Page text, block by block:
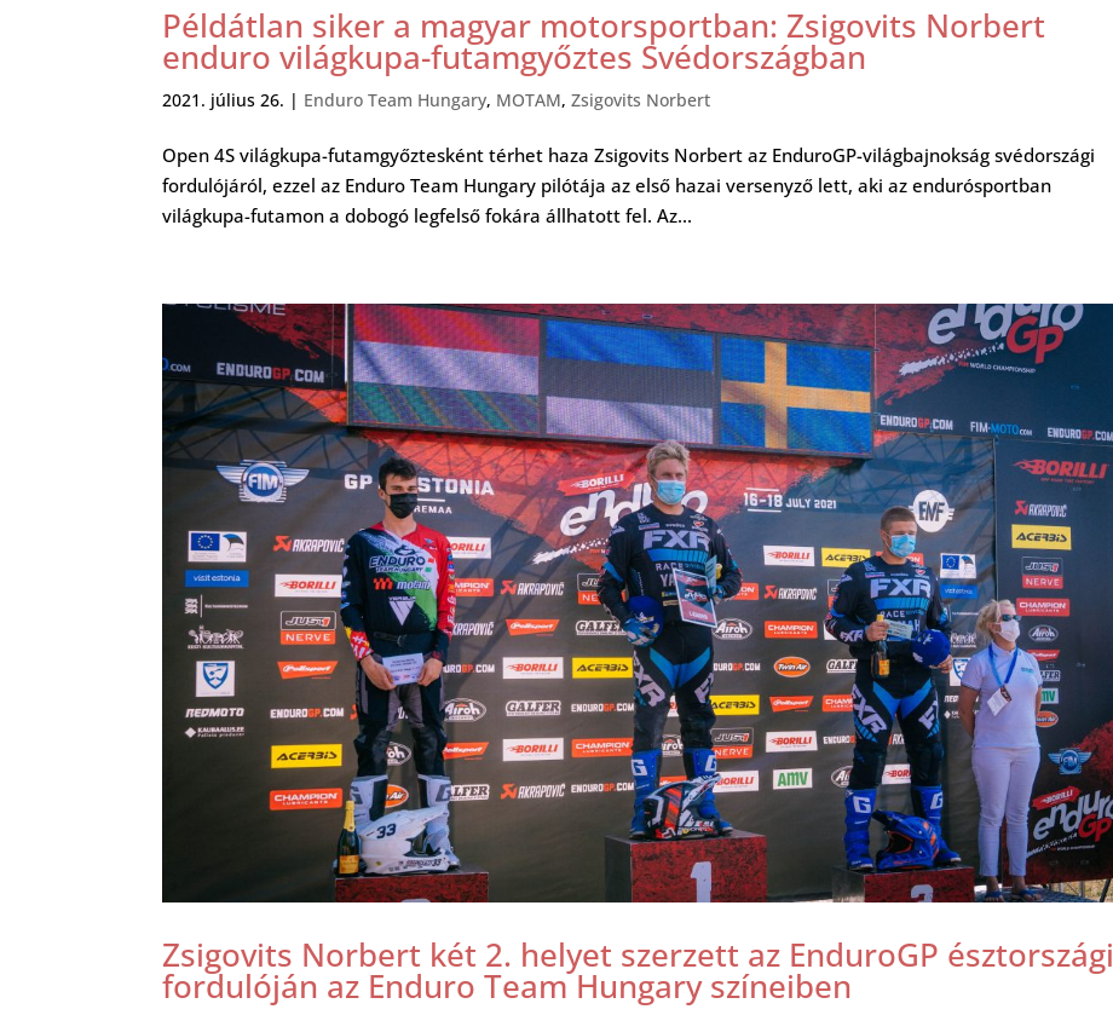
Példátlan siker a magyar motorsportban: Zsigovits Norbert
enduro világkupa-futamgyőztes Svédországban
2021. július 26. | Enduro Team Hungary, MOTAM,Zsigovits Norbert
Open 4S világkupa-futamgyőztesként térhet haza Zsigovits Norbert az EnduroGP-világbajnokság svédországi
fordulójáról, ezzel az Enduro Team Hungary pilótája az első hazai versenyző lett, aki az endurósportban
világkupa-futamon a dobogó legfelső fokára állhatott fel. Az...
Zsigovits Norbert két 2. helyet szerzett az EnduroGP észtországi
fordulóján az Enduro Team Hungary színeiben